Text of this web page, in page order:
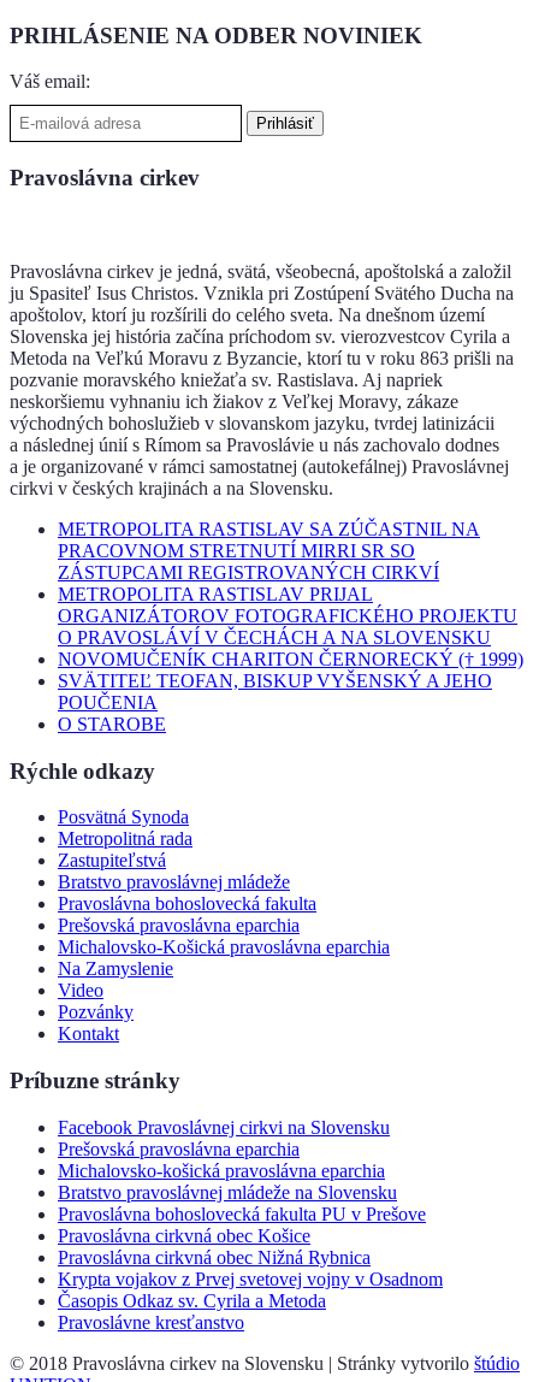
PRIHLÁSENIE NA ODBER NOVINIEK
Váš email:
Pravoslávna cirkev
Pravoslávna cirkev je jedná, svätá, všeobecná, apoštolská a založil
ju Spasiteľ Isus Christos. Vznikla pri Zostúpení Svätého Ducha na
apoštolov, ktorí ju rozšírili do celého sveta. Na dnešnom území
Slovenska jej história začína príchodom sv. vierozvestcov Cyrila a
Metoda na Veľkú Moravu z Byzancie, ktorí tu v roku 863 prišli na
pozvanie moravského kniežaťa sv. Rastislava. Aj napriek
neskoršiemu vyhnaniu ich žiakov z Veľkej Moravy, zákaze
východných bohoslužieb v slovanskom jazyku, tvrdej latinizácii
a následnej únií s Rímom sa Pravoslávie u nás zachovalo dodnes
a je organizované v rámci samostatnej (autokefálnej) Pravoslávnej
cirkvi v českých krajinách a na Slovensku.
METROPOLITA RASTISLAV SA ZÚČASTNIL NA
PRACOVNOM STRETNUTÍ MIRRI SR SO
ZÁSTUPCAMI REGISTROVANÝCH CIRKVÍ
METROPOLITA RASTISLAV PRIJAL
ORGANIZÁTOROV FOTOGRAFICKÉHO PROJEKTU
O PRAVOSLÁVÍ V ČECHÁCH A NA SLOVENSKU
NOVOMUČENÍK CHARITON ČERNORECKÝ († 1999)
SVÄTITEĽ TEOFAN, BISKUP VYŠENSKÝ A JEHO
POUČENIA
O STAROBE
Rýchle odkazy
Posvätná Synoda
Metropolitná rada
Zastupiteľstvá
Bratstvo pravoslávnej mládeže
Pravoslávna bohoslovecká fakulta
Prešovská pravoslávna eparchia
Michalovsko-Košická pravoslávna eparchia
Na Zamyslenie
Video
Pozvánky
Kontakt
Príbuzne stránky
Facebook Pravoslávnej cirkvi na Slovensku
Prešovská pravoslávna eparchia
Michalovsko-košická pravoslávna eparchia
Bratstvo pravoslávnej mládeže na Slovensku
Pravoslávna bohoslovecká fakulta PU v Prešove
Pravoslávna cirkvná obec Košice
Pravoslávna cirkvná obec Nižná Rybnica
Krypta vojakov z Prvej svetovej vojny v Osadnom
Časopis Odkaz sv. Cyrila a Metoda
Pravoslávne kresťanstvo
© 2018 Pravoslávna cirkev na Slovensku | Stránky vytvorilo štúdio